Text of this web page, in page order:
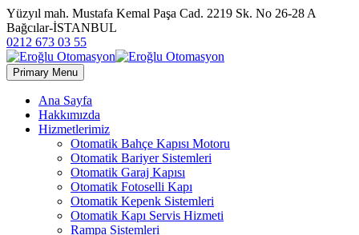
Yüzyıl mah. Mustafa Kemal Paşa Cad. 2219 Sk. No 26-28 A
Bağcılar-İSTANBUL
0212 673 03 55
Primary Menu
Ana Sayfa
Hakkımızda
Hizmetlerimiz
Otomatik Bahçe Kapısı Motoru
Otomatik Bariyer Sistemleri
Otomatik Garaj Kapısı
Otomatik Fotoselli Kapı
Otomatik Kepenk Sistemleri
Otomatik Kapı Servis Hizmeti
Rampa Sistemleri